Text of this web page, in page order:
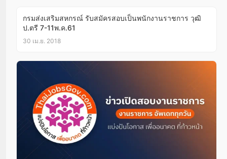
กรมส่งเสริมสหกรณ์ รับสมัครสอบเป็นพนักงานราชการ วุฒิ
ป.ตรี 7-11พ.ค.61
30 เม.ย. 2018